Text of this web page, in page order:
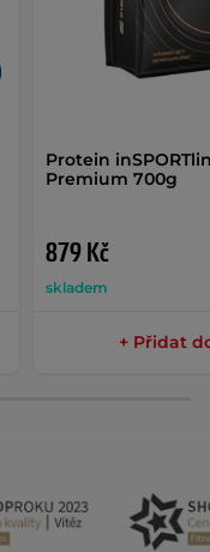
Protein
Premium 700g
879 Kč
skladem
+ Přidat